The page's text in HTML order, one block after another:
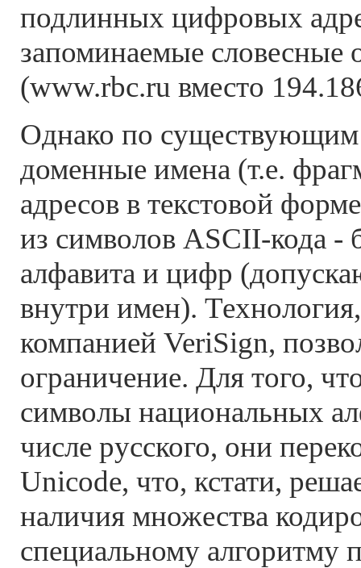
подлинных цифровых
запоминаемые словесные
(www.rbc.ru вместо
Однако по существующим
доменные имена (т.е.
адресов в текстовой
из символов ASCII-кода -
алфавита и цифр
внутри имен).
компанией VeriSign,
ограничение. Для того,
символы национальных
числе русского, они
Unicode, что, кстати,
наличия множества
специальному алгоритму